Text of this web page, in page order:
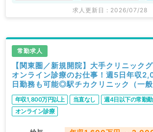
求人更新日 : 2026/07/28
常勤求人
【関東圏／新規開院】大手クリニック
オンライン診療のお仕事！週5日年収
日勤務も可能◎駅チカクリニック（一般
年収1,800万円以上 当直なし
週4日以下の常勤
オンライン診療